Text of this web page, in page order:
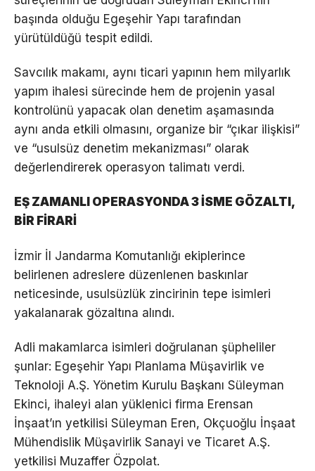
başında olduğu Egeşehir Yapı tarafından
yürütüldüğü tespit edildi.
Savcılık makamı, aynı ticari yapının hem milyarlık
yapım ihalesi sürecinde hem de projenin yasal
kontrolünü yapacak olan denetim aşamasında
aynı anda etkili olmasını, organize bir “çıkar ilişkisi”
ve “usulsüz denetim mekanizması” olarak
değerlendirerek operasyon talimatı verdi.
EŞ ZAMANLI OPERASYONDA 3 İSME GÖZALTI,
BİR FİRARİ
İzmir İl Jandarma Komutanlığı ekiplerince
belirlenen adreslere düzenlenen baskınlar
neticesinde, usulsüzlük zincirinin tepe isimleri
yakalanarak gözaltına alındı.
Adli makamlarca isimleri doğrulanan şüpheliler
şunlar: Egeşehir Yapı Planlama Müşavirlik ve
Teknoloji A.Ş. Yönetim Kurulu Başkanı Süleyman
Ekinci, ihaleyi alan yüklenici firma Erensan
İnşaat’ın yetkilisi Süleyman Eren, Okçuoğlu İnşaat
Mühendislik Müşavirlik Sanayi ve Ticaret A.Ş.
yetkilisi Muzaffer Özpolat.